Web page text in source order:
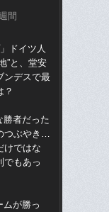
間
ドイツ人
”と、堂安
ンデスで最
？
勝者だった
つぶやき…
けではな
でもあっ
ムが勝っ